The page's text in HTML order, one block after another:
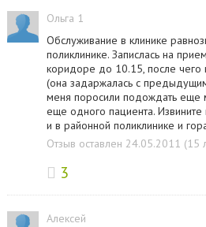
Ольга 1
Обслуживание в клинике
поликлинике. Запислась на
коридоре до 10.15, после чего
(она задаржалась с
меня поросили подождать еще
еще одного пациента.
и в районной поликлинике и
Отзыв оставлен 24.05.2011 (15
3
Алексей